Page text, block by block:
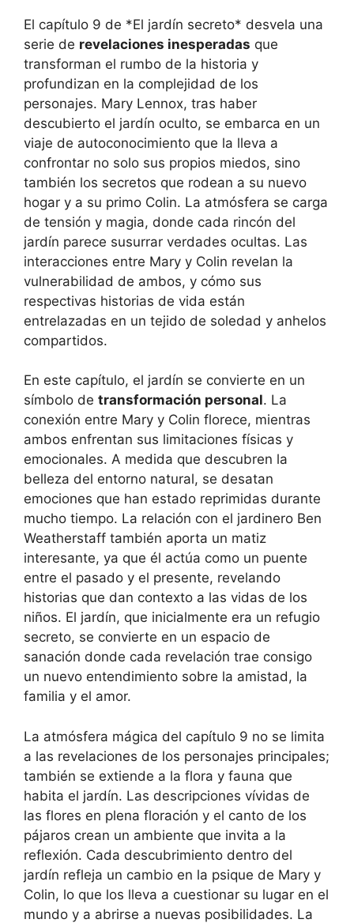
El capítulo 9 de *El jardín secreto* desvela una
serie de revelaciones inesperadas que
transforman el rumbo de la historia y
profundizan en la complejidad de los
personajes. Mary Lennox, tras haber
descubierto el jardín oculto, se embarca en un
viaje de autoconocimiento que la lleva a
confrontar no solo sus propios miedos, sino
también los secretos que rodean a su nuevo
hogar y a su primo Colin. La atmósfera se carga
de tensión y magia, donde cada rincón del
jardín parece susurrar verdades ocultas. Las
interacciones entre Mary y Colin revelan la
vulnerabilidad de ambos, y cómo sus
respectivas historias de vida están
entrelazadas en un tejido de soledad y anhelos
compartidos.
En este capítulo, el jardín se convierte en un
símbolo de transformación personal. La
conexión entre Mary y Colin florece, mientras
ambos enfrentan sus limitaciones físicas y
emocionales. A medida que descubren la
belleza del entorno natural, se desatan
emociones que han estado reprimidas durante
mucho tiempo. La relación con el jardinero Ben
Weatherstaff también aporta un matiz
interesante, ya que él actúa como un puente
entre el pasado y el presente, revelando
historias que dan contexto a las vidas de los
niños. El jardín, que inicialmente era un refugio
secreto, se convierte en un espacio de
sanación donde cada revelación trae consigo
un nuevo entendimiento sobre la amistad, la
familia y el amor.
La atmósfera mágica del capítulo 9 no se limita
a las revelaciones de los personajes principales;
también se extiende a la flora y fauna que
habita el jardín. Las descripciones vívidas de
las flores en plena floración y el canto de los
pájaros crean un ambiente que invita a la
reflexión. Cada descubrimiento dentro del
jardín refleja un cambio en la psique de Mary y
Colin, lo que los lleva a cuestionar su lugar en el
mundo y a abrirse a nuevas posibilidades. La